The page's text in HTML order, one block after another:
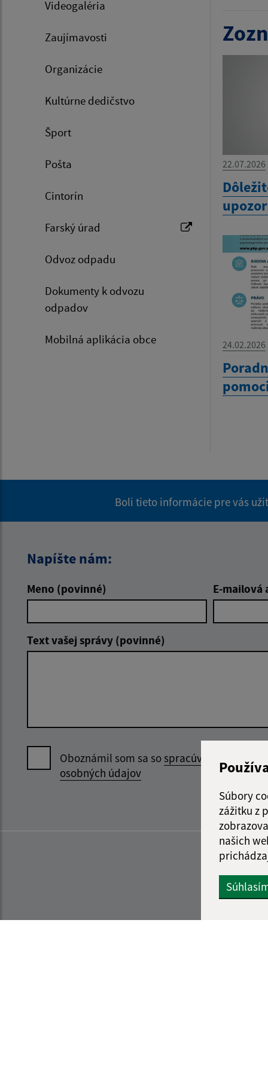
Súbory
zážitku z
našich
Videogaléria
Zaujímavosti
Organizácie
Kultúrne dedičstvo
Šport
Pošta
Cintorín
Farský úrad
Odvoz odpadu
Dokumenty k odvozu
odpadov
Mobilná aplikácia obce
22.07.2026
24.02.2026
Boli tieto informácie pre vás
Napíšte nám:
Meno (povinné) E-mailová
Text vašej správy (povinné)
Oboznámil som sa sospracúvaním
osobných údajov